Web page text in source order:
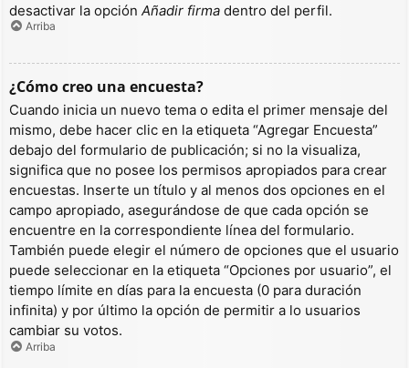
desactivar la opción Añadir firma dentro del perfil.
Arriba
¿Cómo creo una encuesta?
Cuando inicia un nuevo tema o edita el primer mensaje del
mismo, debe hacer clic en la etiqueta “Agregar Encuesta”
debajo del formulario de publicación; si no la visualiza,
significa que no posee los permisos apropiados para crear
encuestas. Inserte un título y al menos dos opciones en el
campo apropiado, asegurándose de que cada opción se
encuentre en la correspondiente línea del formulario.
También puede elegir el número de opciones que el usuario
puede seleccionar en la etiqueta “Opciones por usuario”, el
tiempo límite en días para la encuesta (0 para duración
infinita) y por último la opción de permitir a lo usuarios
cambiar su votos.
Arriba